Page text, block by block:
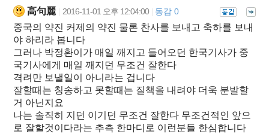
高句麗 2016-11-01 오후 12:04:00 동감 0
중국의 약진 커제의 약진 물론 찬사를 보내고 축하를 보내
야 하리라 봅니다
그러나 박정환이가 매일 깨지고 들어오던 한국기사가 중
국기사에게 매일 깨지던 무조건 잘한다
격려만 보낼일이 아니라는 겁니다
잘할때는 칭송하고 못할때는 질책을 내려야 더욱 분발할
거 아닌지요
나는 솔직히 지던 이기던 무조건 잘한다 무조건적인 앞으
로 잘할것이다라는 추측 한마디로 이런분들 한심합니다